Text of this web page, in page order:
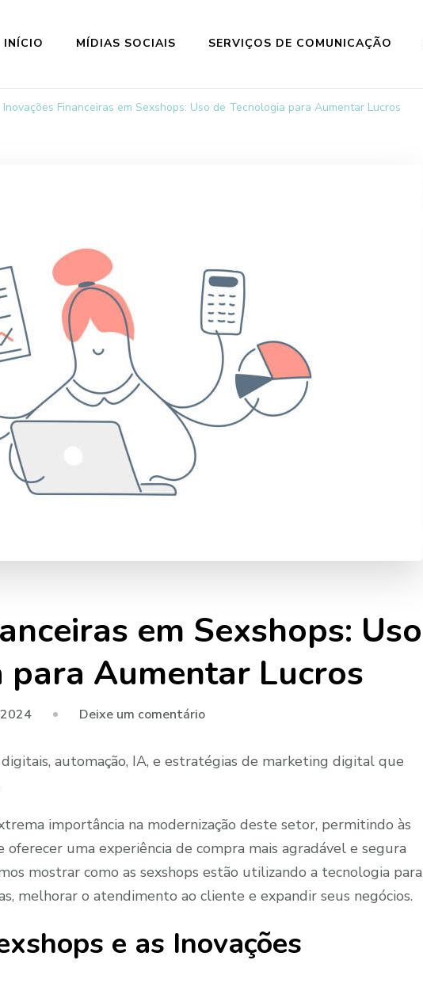
INÍCIO MÍDIAS SOCIAIS SERVIÇOS DE COMUNICAÇÃO
Inovações Financeiras em Sexshops: Uso de Tecnologia para Aumentar Lucros
em Sexshops: Uso
para Aumentar Lucros
Deixe um comentárioem
Financeiras
Uso
de
Tecnologia
Aumentar
automação, IA, e estratégias de marketing digital que
importância na modernização deste setor, permitindo às
uma experiência de compra mais agradável e segura
mostrar como as sexshops estão utilizando a tecnologia para
melhorar o atendimento ao cliente e expandir seus negócios.
e as Inovações